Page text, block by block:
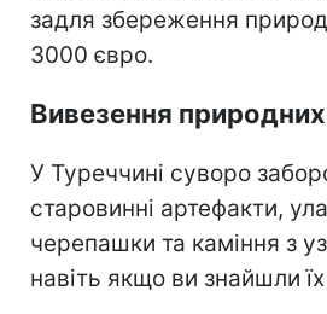
задля збереження
3000 євро.
Вивезення природних
У Туреччині суворо
старовинні артефакти,
черепашки та каміння з
навіть якщо ви знайшли